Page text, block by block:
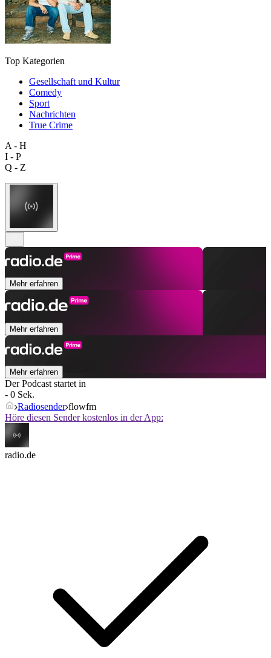
Top Kategorien
Gesellschaft und Kultur
Comedy
Sport
Nachrichten
True Crime
A - H
I - P
Q - Z
Mehr erfahren
Mehr erfahren
Mehr erfahren
Der Podcast startet in
- 0 Sek.
Radiosender flowfm
Höre diesen Sender kostenlos in der App:
radio.de